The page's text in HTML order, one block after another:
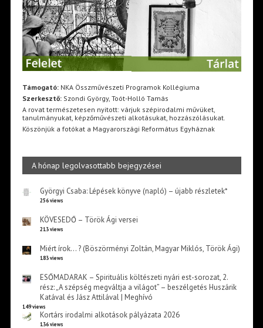
Támogató:NKA Összművészeti Programok Kollégiuma
Szerkesztő:Szondi György, Toót-Holló Tamás
A rovat természetesen nyitott: várjuk szépirodalmi művüket,
tanulmányukat, képzőművészeti alkotásukat, hozzászólásukat.
Köszönjük a fotókat a Magyarországi Református Egyháznak
A hónap legolvasottabb bejegyzései
Györgyi Csaba: Lépések könyve (napló) – újabb részletek*
256 views
KÖVESEDŐ – Török Ági versei
213 views
Miért írok… ? (Böszörményi Zoltán, Magyar Miklós, Török Ági)
183 views
ESŐMADARAK – Spirituális költészeti nyári est-sorozat, 2.
rész: „A szépség megváltja a világot” – beszélgetés Huszárik
Katával és Jász Attilával | Meghívó
149 views
Kortárs irodalmi alkotások pályázata 2026
136 views